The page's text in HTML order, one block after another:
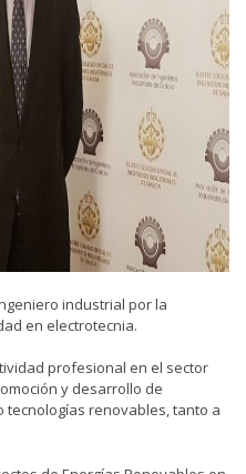
industrial por la
en electrotecnia.
profesional en el sector
y desarrollo de
renovables, tanto a